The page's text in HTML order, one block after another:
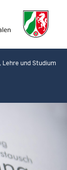
Lehre und Studium